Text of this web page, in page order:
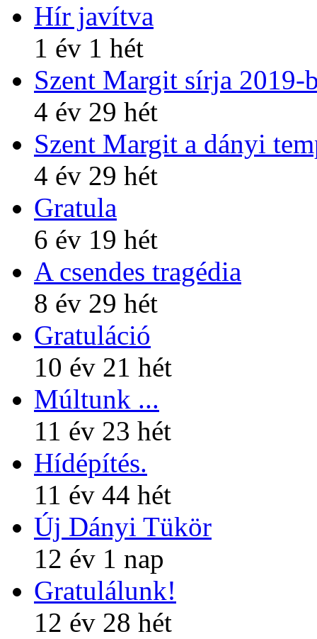
Hír javítva
1 év 1 hét
Szent Margit sírja 2019-
4 év 29 hét
Szent Margit a dányi
4 év 29 hét
Gratula
6 év 19 hét
A csendes tragédia
8 év 29 hét
Gratuláció
10 év 21 hét
Múltunk ...
11 év 23 hét
Hídépítés.
11 év 44 hét
Új Dányi Tükör
12 év 1 nap
Gratulálunk!
12 év 28 hét